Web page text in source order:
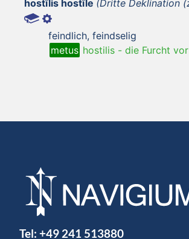
hostīlis hostīle (Dritte Deklination
feindlich, feindselig
metus hostilis - die Furcht
Tel: +49 241 513880